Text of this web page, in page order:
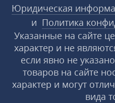
Юридическая
и Политика
Указанные на сайте
характер и не
если явно не
товаров на сайте
характер и могут
вида